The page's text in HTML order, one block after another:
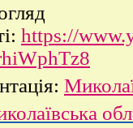
https://